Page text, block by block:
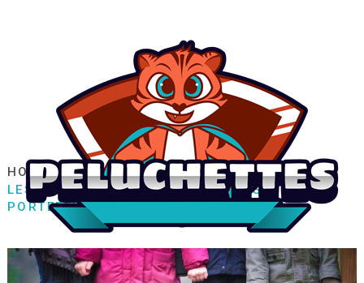
HOME FAMILLE / ENFANT
PUÉRICULTURE
LES DIFFÉRENTS COMPARTIMENTS D’UN
PORTEFEUILLE POUR ENFANT